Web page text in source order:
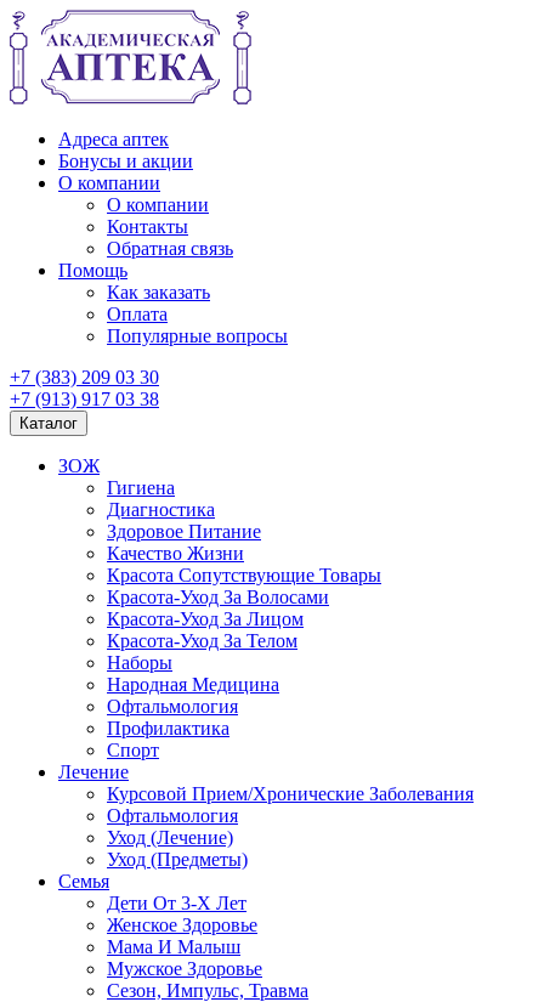
Адреса аптек
Бонусы и акции
О компании
О компании
Контакты
Обратная связь
Помощь
Как заказать
Оплата
Популярные вопросы
+7 (383) 209 03 30
+7 (913) 917 03 38
Каталог
ЗОЖ
Гигиена
Диагностика
Здоровое Питание
Качество Жизни
Красота Сопутствующие Товары
Красота-Уход За Волосами
Красота-Уход За Лицом
Красота-Уход За Телом
Наборы
Народная Медицина
Офтальмология
Профилактика
Спорт
Лечение
Курсовой Прием/Хронические Заболевания
Офтальмология
Уход (Лечение)
Уход (Предметы)
Семья
Дети От 3-Х Лет
Женское Здоровье
Мама И Малыш
Мужское Здоровье
Сезон, Импульс, Травма